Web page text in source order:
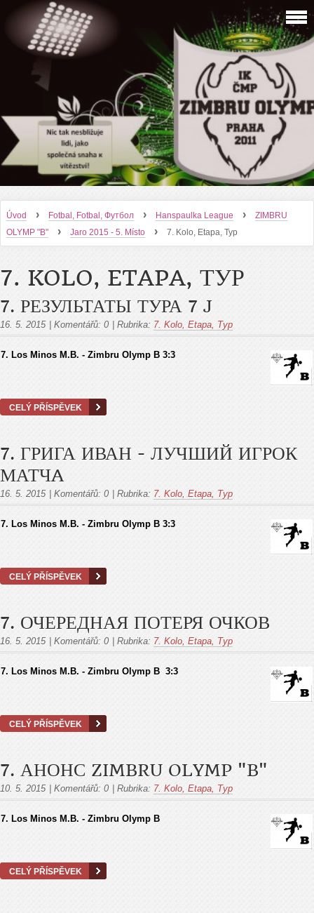
Úvod › Fotbal, Fotbal, Футбол › Hanspaulka League ›
ZIMBRU
OLYMP "B"
› Jaro 2015 - 5. Místo › 7. Kolo, Etapa, Тур
7. KOLO, ETAPA, ТУР
7. РЕЗУЛЬТАТЫ ТУРА 7 J
16. 5. 2015 Komentářů: 0 Rubrika: 7. Kolo, Etapa, Тур
7. Los Minos M.B. - Zimbru Olymp B 3:3
CELÝ PŘÍSPĚVEK
7. ГРИГА ИВАН - ЛУЧШИЙ ИГРОК
МАТЧA
16. 5. 2015 Komentářů: 0 Rubrika: 7. Kolo, Etapa, Тур
7. Los Minos M.B. - Zimbru Olymp B 3:3
CELÝ PŘÍSPĚVEK
7. ОЧЕРЕДНАЯ ПОТЕРЯ ОЧКОВ
16. 5. 2015 Komentářů: 0 Rubrika: 7. Kolo, Etapa, Тур
7. Los Minos M.B. - Zimbru Olymp B 3:3
CELÝ PŘÍSPĚVEK
7. АНОНС ZIMBRU OLYMP "B"
10. 5. 2015 Komentářů: 0 Rubrika: 7. Kolo, Etapa, Тур
7. Los Minos M.B. - Zimbru Olymp B
CELÝ PŘÍSPĚVEK